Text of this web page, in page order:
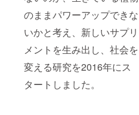
のままパワーアップできな
いかと考え、新しいサプリ
メントを生み出し、社会を
変える研究を2016年にス
タートしました。